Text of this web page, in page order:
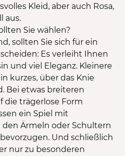
Kleid, aber auch Rosa,
aus.
Sie wählen?
sollten Sie sich für ein
Es verleiht Ihnen
und viel Eleganz. Kleinere
kurzes, über das Knie
Bei etwas breiteren
die trägerlose Form
ein Spiel mit
Ärmeln oder Schultern
Und schließlich
nur zu besonderen